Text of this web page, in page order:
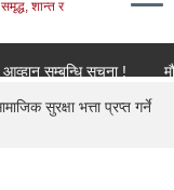
शान्त र
सम्बन्धि सूचना !
सुरक्षा भत्ता प्रप्त गर्ने